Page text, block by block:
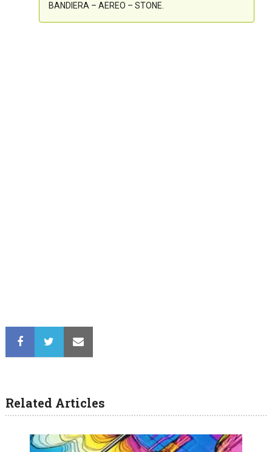
BANDIERA – AEREO – STONE.
Related Articles